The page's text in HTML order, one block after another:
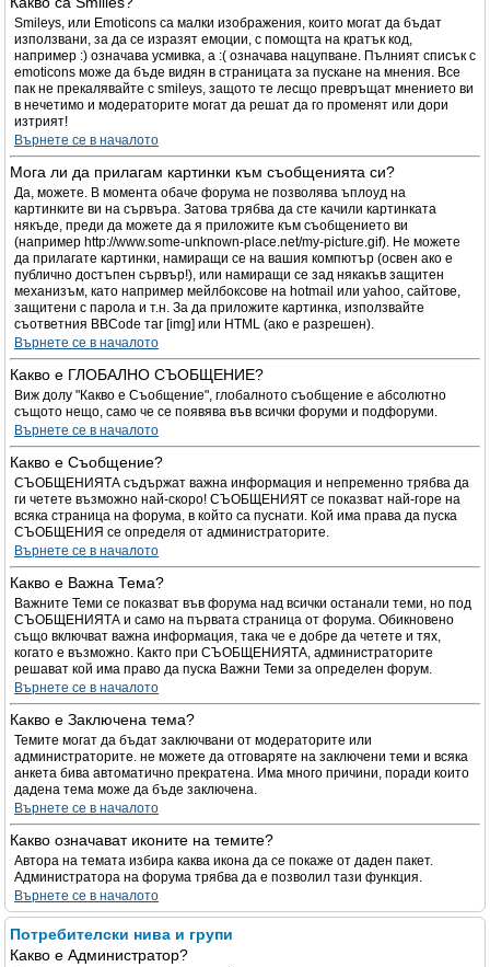
Smileys, или Emoticons са малки изображения, които могат да бъдат
използвани, за да се изразят емоции, с помощта на кратък код,
например :) означава усмивка, а :( означава нацупване. Пълният списък с
emoticons може да бъде видян в страницата за пускане на мнения. Все
пак не прекалявайте с smileys, защото те лесщо превръщат мнението ви
в нечетимо и модераторите могат да решат да го променят или дори
изтрият!
Върнете се в началото
Мога ли да прилагам картинки към съобщенията си?
Да, можете. В момента обаче форума не позволява ъплоуд на
картинките ви на сървъра. Затова трябва да сте качили картинката
някъде, преди да можете да я приложите към съобщението ви
(например http://www.some-unknown-place.net/my-picture.gif). Не можете
да прилагате картинки, намиращи се на вашия компютър (освен ако е
публично достъпен сървър!), или намиращи се зад някакъв защитен
механизъм, като например мейлбоксове на hotmail или yahoo, сайтове,
защитени с парола и т.н. За да приложите картинка, използвайте
съответния BBCode таг [img] или HTML (ако е разрешен).
Върнете се в началото
Какво е ГЛОБАЛНО СЪОБЩЕНИЕ?
Виж долу "Какво е Съобщение", глобалното съобщение е абсолютно
същото нещо, само че се появява във всички форуми и подфоруми.
Върнете се в началото
Какво е Съобщение?
СЪОБЩЕНИЯТА съдържат важна информация и непременно трябва да
ги четете възможно най-скоро! СЪОБЩЕНИЯТ се показват най-горе на
всяка страница на форума, в който са пуснати. Кой има права да пуска
СЪОБЩЕНИЯ се определя от администраторите.
Върнете се в началото
Какво е Важна Тема?
Важните Теми се показват във форума над всички останали теми, но под
СЪОБЩЕНИЯТА и само на първата страница от форума. Обикновено
също включват важна информация, така че е добре да четете и тях,
когато е възможно. Както при СЪОБЩЕНИЯТА, администраторите
решават кой има право да пуска Важни Теми за определен форум.
Върнете се в началото
Какво е Заключена тема?
Темите могат да бъдат заключвани от модераторите или
администраторите. не можете да отговаряте на заключени теми и всяка
анкета бива автоматично прекратена. Има много причини, поради които
дадена тема може да бъде заключена.
Върнете се в началото
Какво означават иконите на темите?
Автора на темата избира каква икона да се покаже от даден пакет.
Администратора на форума трябва да е позволил тази функция.
Върнете се в началото
Потребителски нива и групи
Какво е Администратор?